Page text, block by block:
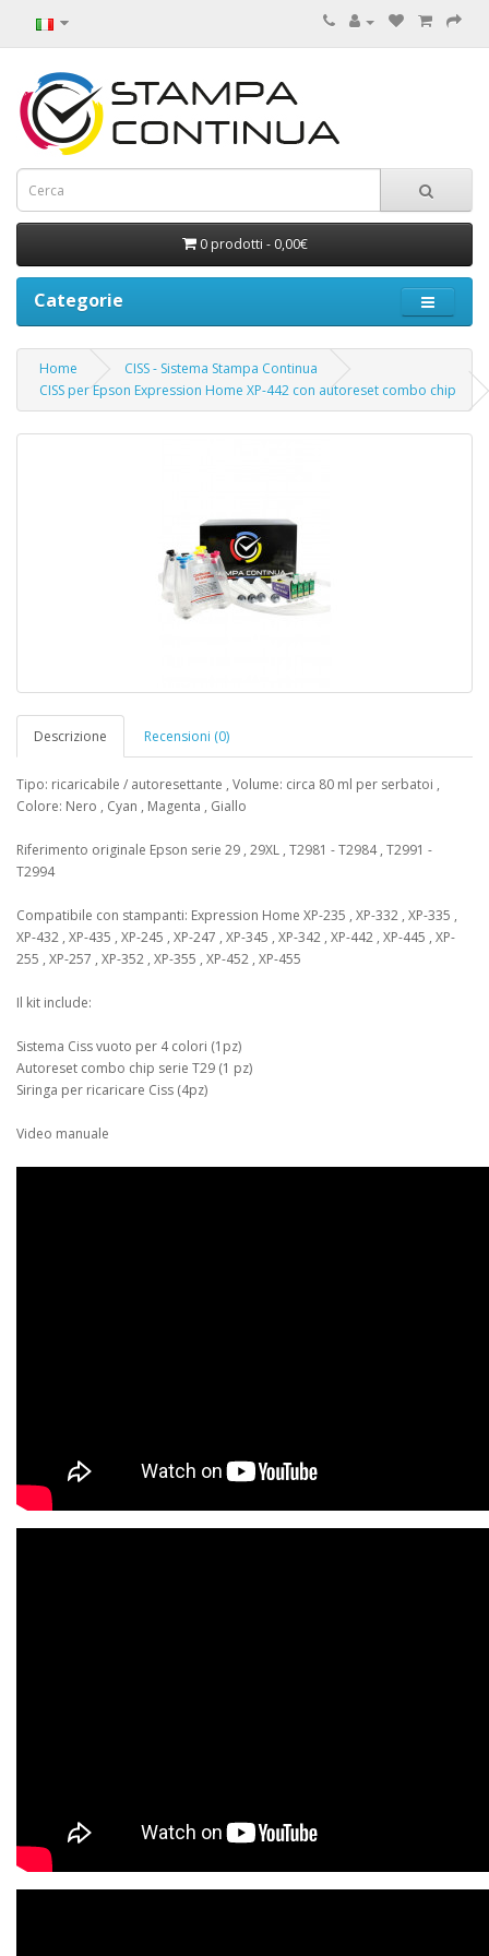
0 prodotti - 0,00€
Categorie
Home
CISS - Sistema Stampa Continua
CISS per Epson Expression Home XP-442 con autoreset combo chip
Descrizione Recensioni (0)
Tipo: ricaricabile / autoresettante , Volume: circa 80 ml per serbatoi ,
Colore: Nero , Cyan , Magenta , Giallo
Riferimento originale Epson serie 29 , 29XL , T2981 - T2984 , T2991 -
T2994
Compatibile con stampanti: Expression Home XP-235 , XP-332 , XP-335 ,
XP-432 , XP-435 , XP-245 , XP-247 , XP-345 , XP-342 , XP-442 , XP-445 , XP-
255 , XP-257 , XP-352 , XP-355 , XP-452 , XP-455
Il kit include:
Sistema Ciss vuoto per 4 colori (1pz)
Autoreset combo chip serie T29 (1 pz)
Siringa per ricaricare Ciss (4pz)
Video manuale